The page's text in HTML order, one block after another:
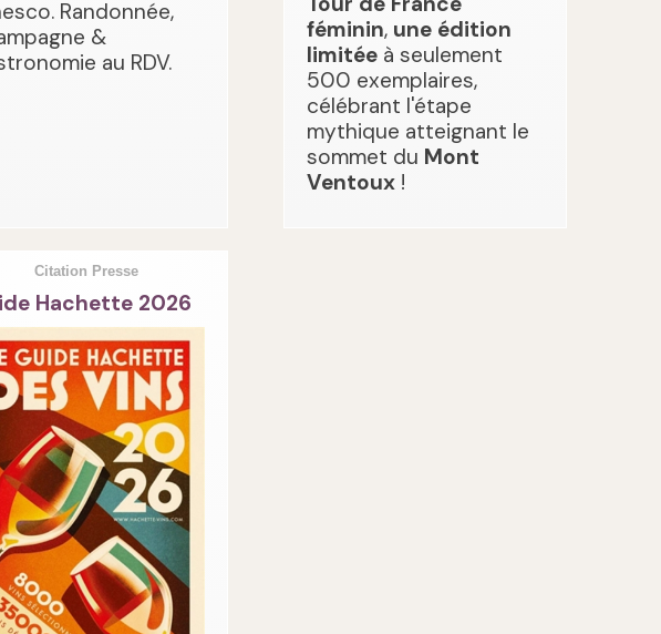
Randonnée,
&
au RDV.
féminin, une édition
limitéeà seulement
500 exemplaires,
célébrant l'étape
mythique atteignant le
sommet du Mont
Ventoux !
Citation Presse
Hachette 2026